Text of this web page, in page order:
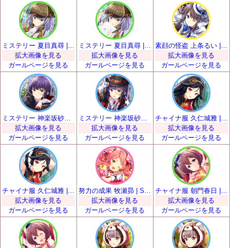
拡大画像を見る
ガールページを見る
ミステリー 夏目真尋 | SSR
拡大画像を見る
ガールページを見る
素顔の怪盗 上条るい | SSR
拡大画像を見る
ガールページを見る
拡大画像を見る
ガールページを見る
ミステリー 神楽坂砂夜 | SSR
拡大画像を見る
ガールページを見る
チャイナ服 久仁城雅 | SSR
拡大画像を見る
ガールページを見る
拡大画像を見る
ガールページを見る
拡大画像を見る
ガールページを見る
チャイナ服 朝門春日 | SSR
拡大画像を見る
ガールページを見る